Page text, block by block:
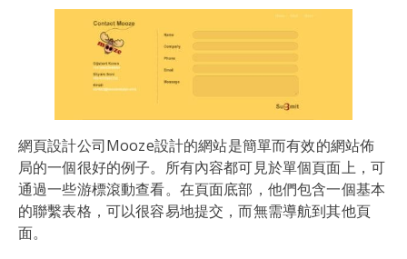
網頁設計公司Mooze設計的網站是簡單而有效的網站佈
局的一個很好的例子。所有內容都可見於單個頁面上，可
通過一些游標滾動查看。在頁面底部，他們包含一個基本
的聯繫表格，可以很容易地提交，而無需導航到其他頁
面。